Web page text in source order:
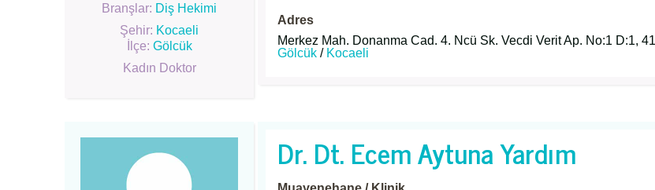
Branşlar: Diş Hekimi
Şehir: Kocaeli
İlçe: Gölcük
Kadın Doktor
Adres
Merkez Mah. Donanma Cad. 4. Ncü Sk. Vecdi Verit Ap. No:1 D:1,
Gölcük / Kocaeli
Dr. Dt. Ecem Aytuna Yardım